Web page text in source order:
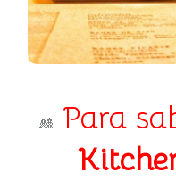
🎎 Para